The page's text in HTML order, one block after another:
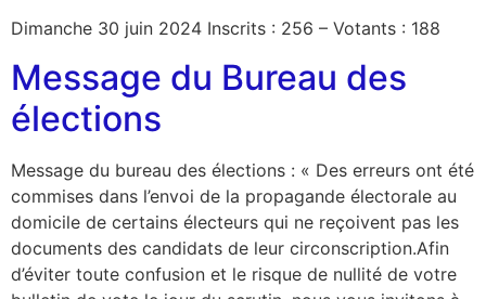
Dimanche 30 juin 2024 Inscrits : 256 – Votants : 188
Message du Bureau des
élections
Message du bureau des élections : « Des erreurs ont été
commises dans l’envoi de la propagande électorale au
domicile de certains électeurs qui ne reçoivent pas les
documents des candidats de leur circonscription.Afin
d’éviter toute confusion et le risque de nullité de votre